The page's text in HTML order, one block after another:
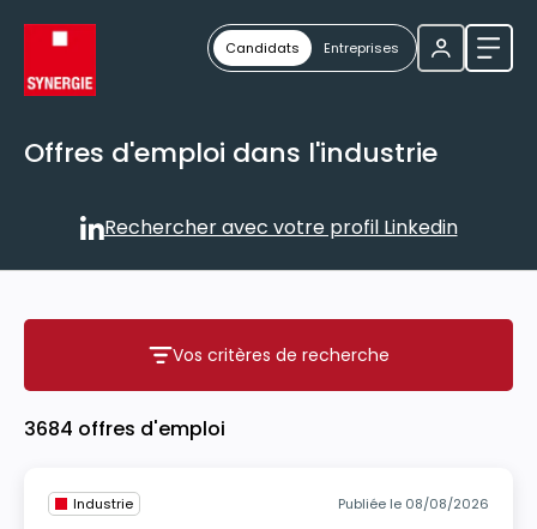
Candidats Entreprises
Offres d'emploi dans l'industrie
Rechercher avec votre
Rechercher avec votre profil Linkedin
Vos critères de recherche
Vos critères de recherche
3684 offres d'emploi
Industrie Publiée le 08/08/2026